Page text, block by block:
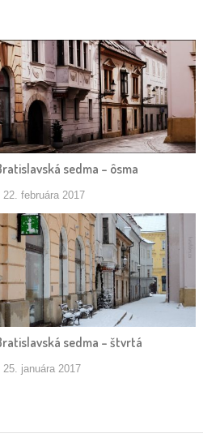
sedma – ôsma
22. februára 2017
sedma – štvrtá
25. januára 2017